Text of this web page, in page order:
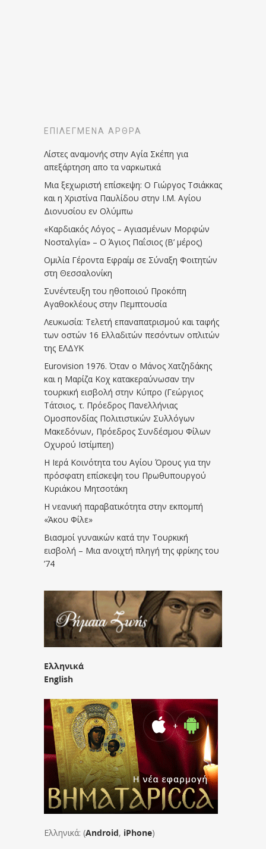
ΕΠΙΛΕΓΜΈΝΑ ΆΡΘΡΑ
Λίστες αναμονής στην Αγία Σκέπη για
απεξάρτηση απο τα ναρκωτικά
Μια ξεχωριστή επίσκεψη: Ο Γιώργος Τσιάκκας
και η Χριστίνα Παυλίδου στην Ι.Μ. Αγίου
Διονυσίου εν Ολύμπω
«Καρδιακός Λόγος – Αγιασμένων Μορφών
Νοσταλγία» – Ο Άγιος Παΐσιος (Β’ μέρος)
Ομιλία Γέροντα Εφραίμ σε Σύναξη Φοιτητών
στη Θεσσαλονίκη
Συνέντευξη του ηθοποιού Προκόπη
Αγαθοκλέους στην Πεμπτουσία
Λευκωσία: Τελετή επαναπατρισμού και ταφής
των οστών 16 Ελλαδιτών πεσόντων οπλιτών
της ΕΛΔΥΚ
Eurovision 1976. Όταν ο Μάνος Χατζηδάκης
και η Μαρίζα Κοχ κατακεραύνωσαν την
τουρκική εισβολή στην Κύπρο (Γεώργιος
Τάτσιος, τ. Πρόεδρος Πανελλήνιας
Ομοσπονδίας Πολιτιστικών Συλλόγων
Μακεδόνων, Πρόεδρος Συνδέσμου Φίλων
Οχυρού Ιστίμπεη)
Η Ιερά Κοινότητα του Αγίου Όρους για την
πρόσφατη επίσκεψη του Πρωθυπουργού
Κυριάκου Μητσοτάκη
Η νεανική παραβατικότητα στην εκπομπή
«Άκου Φίλε»
Βιασμοί γυναικών κατά την Τουρκική
εισβολή – Μια ανοιχτή πληγή της φρίκης του
’74
Ελληνικά
English
Ελληνικά: (Android, iPhone)